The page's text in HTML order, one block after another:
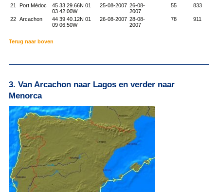
21 Port Médoc
45 33 29.66N 01
03 42.00W
25-08-2007 26-08-
2007
55 833
22 Arcachon
44 39 40.12N 01
09 06.50W
26-08-2007 28-08-
2007
78 911
Terug naar boven
3. Van Arcachon naar Lagos en verder naar
Menorca